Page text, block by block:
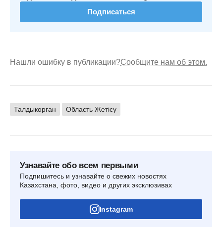
Подписаться
Нашли ошибку в публикации?Сообщите нам об этом.
Талдыкорган Область Жетісу
Узнавайте обо всем первыми
Подпишитесь и узнавайте о свежих новостях
Казахстана, фото, видео и других эксклюзивах
Instagram